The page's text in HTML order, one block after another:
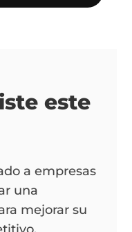
este
a empresas
una
mejorar su